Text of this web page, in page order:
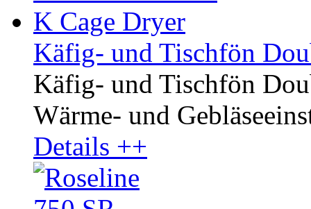
Käfig- und Tischfön
Käfig- und Tischfön
Wärme- und
Details ++